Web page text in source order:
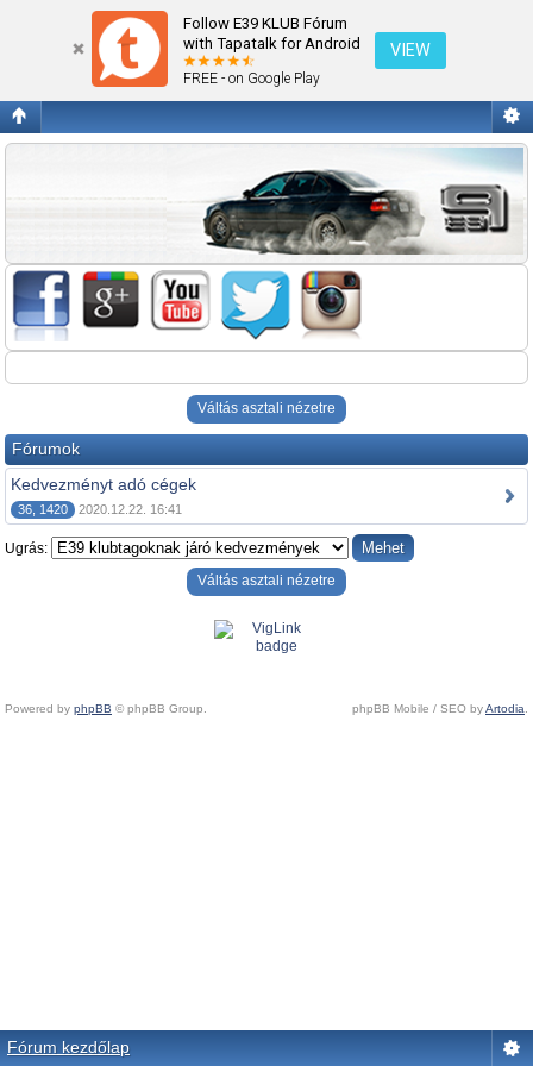
Follow E39 KLUB Fórum
with Tapatalk for Android
FREE - on Google Play
VIEW
E39 klubtagoknak járó kedvezmények
Váltás asztali nézetre
Fórumok
Kedvezményt adó cégek
36, 1420 2020.12.22. 16:41
Ugrás:
Váltás asztali nézetre
Powered by phpBB © phpBB Group. phpBB Mobile / SEO byArtodia.
Fórum kezdőlap